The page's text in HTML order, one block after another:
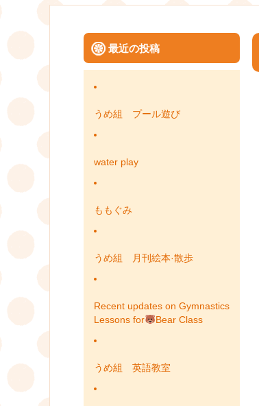
最近の投稿
うめ組 プール遊び
water play
ももぐみ
うめ組 月刊絵本·散歩
Recent updates on Gymnastics
Lessons for
Bear Class
うめ組 英語教室